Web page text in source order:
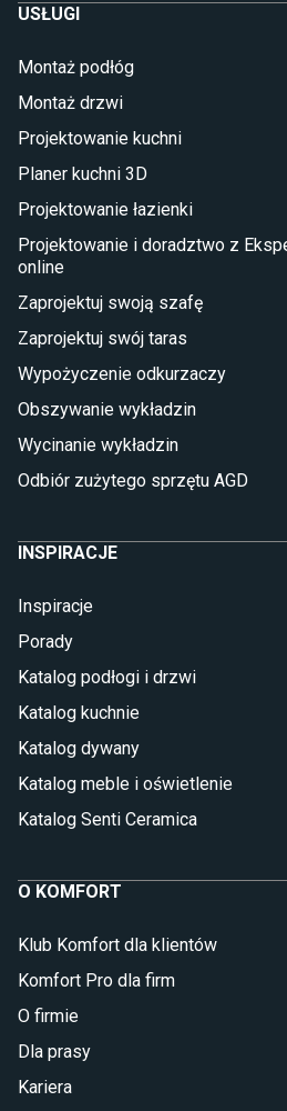
Łóżka dla dziecka (młodzieżowe)
Taras i balkon
Sztuczna trawa miękka
Koce i pledy
Płytki na balkon
Lampy stojące LED
Płytki
Płytki Cersanit
Płytki wielkoformatowe
Glazura
Płytki marmurowe
USŁUGI
Montaż podłóg
Montaż drzwi
Projektowanie kuchni
Planer kuchni 3D
Projektowanie łazienki
Projektowanie i doradztwo z
online
Zaprojektuj swoją szafę
Zaprojektuj swój taras
Wypożyczenie odkurzaczy
Obszywanie wykładzin
Wycinanie wykładzin
Odbiór zużytego sprzętu AGD
INSPIRACJE
Inspiracje
Porady
Katalog podłogi i drzwi
Katalog kuchnie
Katalog dywany
Katalog meble i oświetlenie
Katalog Senti Ceramica
O KOMFORT
Klub Komfort dla klientów
Komfort Pro dla firm
O firmie
Dla prasy
Kariera